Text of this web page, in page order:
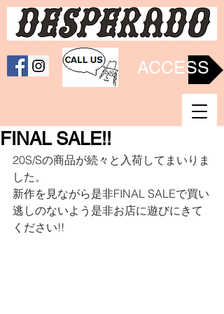
ACCESS
FINAL SALE!!
20S/Sの商品が続々と入荷してまいりま
した。
新作を見ながら是非FINAL SALEで買い
逃しのないよう是非お店に遊びにきて
ください!!